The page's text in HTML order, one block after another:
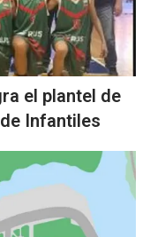
el plantel de
Infantiles